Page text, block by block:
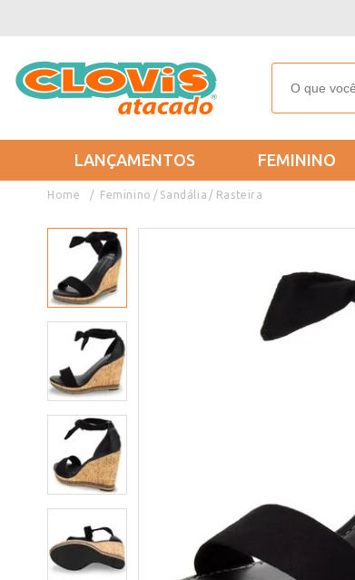
LANÇAMENTOS FEMININO
Feminino Sandália Rasteira